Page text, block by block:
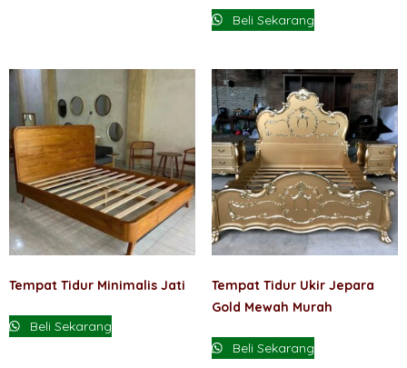
Beli Sekarang
Tempat Tidur Minimalis Jati
Beli Sekarang
Tempat Tidur Ukir Jepara
Gold Mewah Murah
Beli Sekarang